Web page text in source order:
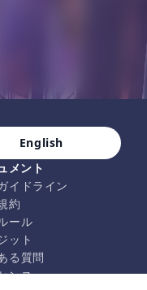
English
メント
イドライン
約
ール
ット
る質問
ンス